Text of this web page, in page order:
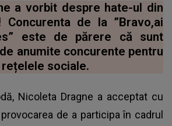
a vorbit despre hate-ul din
Concurenta de la ”Bravo,ai
este de părere că sunt
anumite concurente pentru
sociale.
Nicoleta Dragne a acceptat cu
de a participa în cadrul